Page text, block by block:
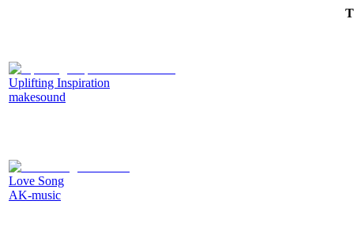
Uplifting Inspiration
makesound
Love Song
AK-music